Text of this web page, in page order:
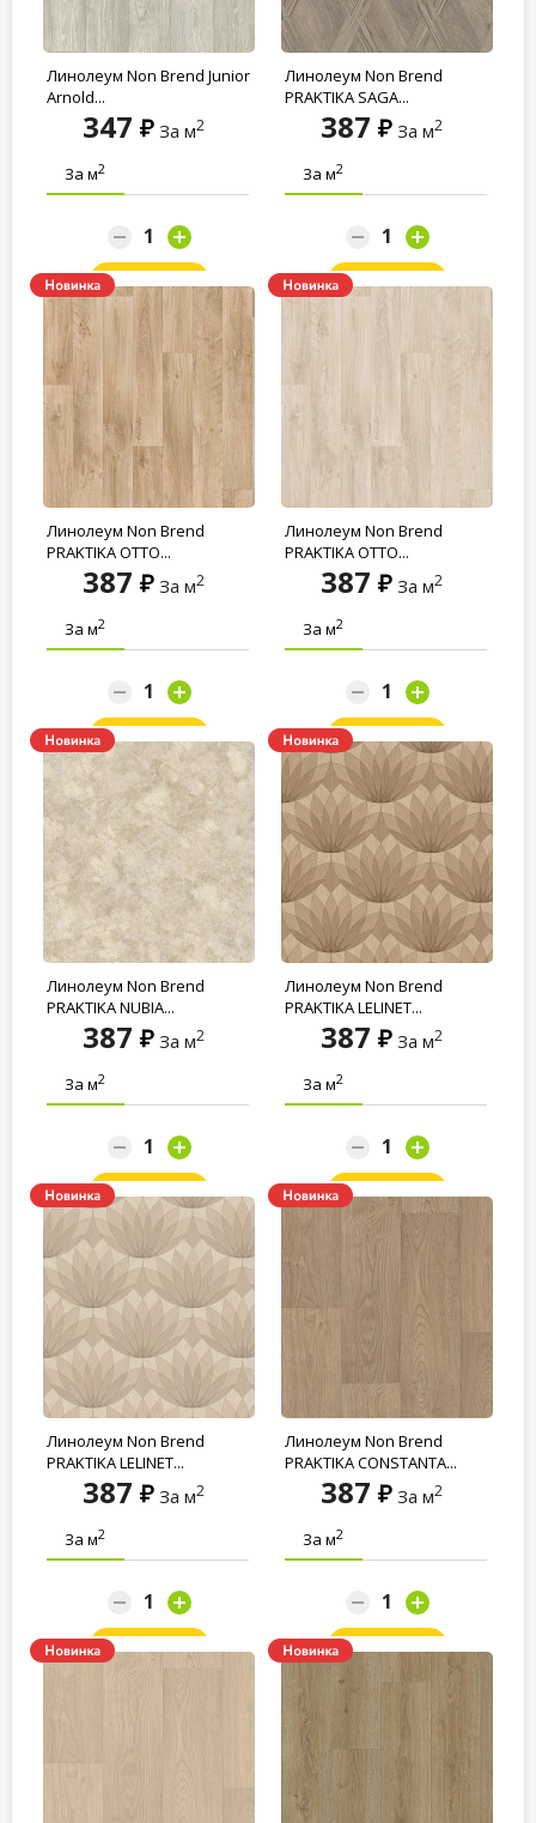
Линолеум Non Brend Junior
Arnold...
347 За м2
За м2
Заказать
Линолеум Non Brend
PRAKTIKA SAGA...
387 За м2
За м2
Заказать
Линолеум Non Brend
PRAKTIKA OTTO...
387 За м2
За м2
Заказать
Линолеум Non Brend
PRAKTIKA OTTO...
387 За м2
За м2
Заказать
Линолеум Non Brend
PRAKTIKA NUBIA...
387 За м2
За м2
Заказать
Линолеум Non Brend
PRAKTIKA LELINET...
387 За м2
За м2
Заказать
Линолеум Non Brend
PRAKTIKA LELINET...
387 За м2
За м2
Заказать
Линолеум Non Brend
PRAKTIKA CONSTANTA...
387 За м2
За м2
Заказать